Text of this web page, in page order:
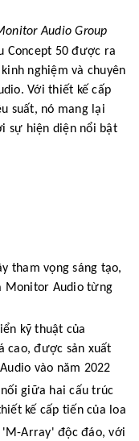
Audio Group
Concept 50 được ra
nghiệm và chuyên
Với thiết kế cấp
suất, nó mang lại
sự hiện diện nổi bật
tham vọng sáng tạo,
Monitor Audio từng
kỹ thuật của
cao, được sản xuất
vào năm 2022
nối giữa hai cấu trúc
kế cấp tiến của loa
'M-Array' độc đáo, với